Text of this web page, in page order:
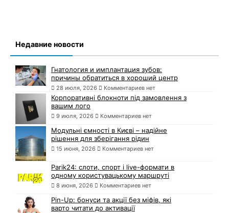
Недавние новости
Гнатология и имплантация зубов:
причины обратиться в хороший центр
28 июля, 2026 Комментариев нет
Корпоративні блокноти під замовлення з
вашим лого
9 июля, 2026 Комментариев нет
Модульні ємності в Києві – надійне
рішення для зберігання рідин
15 июня, 2026 Комментариев нет
Parik24: слоти, спорт і live-формати в
одному користувацькому маршруті
8 июня, 2026 Комментариев нет
Pin-Up: бонуси та акції без міфів, які
варто читати до активації